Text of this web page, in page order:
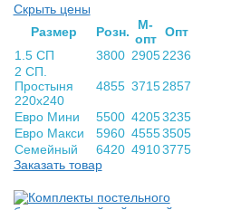
Скрыть цены
Раз­мер
Розн.
М-
опт Опт
1.5 СП
3800 2905 2236
2 СП.
Простыня
220х240
4855 3715 2857
Евро Мини 5500 42053235
Евро Макси
5960 45553505
Семейный
6420 49103775
Заказать товар